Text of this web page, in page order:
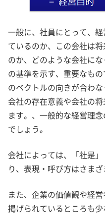
一般に、社員にとって、
ているのか、この会社は
のか、どのような会社に
の基準を示す、重要なも
のベクトルの向きが合わな
会社の存在意義や会社の
ます。、一般的な経営理
でしょう。
会社によっては、「社是
り、表現・呼び方はさまざ
また、企業の価値観や経
掲げられているところも少